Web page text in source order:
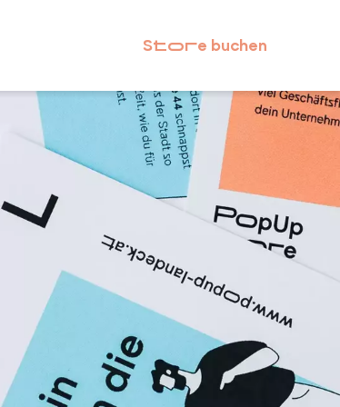
Store buchen